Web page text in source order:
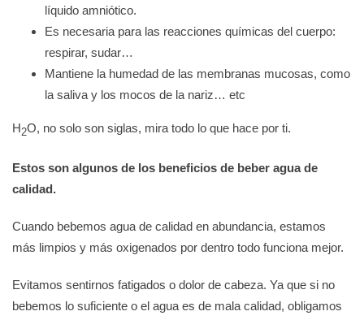
líquido amniótico.
Es necesaria para las reacciones químicas del cuerpo:
respirar, sudar…
Mantiene la humedad de las membranas mucosas, como
la saliva y los mocos de la nariz… etc
H2O, no solo son siglas, mira todo lo que hace por ti.
Estos son algunos de los beneficios de beber agua de
calidad.
Cuando bebemos agua de calidad en abundancia, estamos
más limpios y más oxigenados por dentro todo funciona mejor.
Evitamos sentirnos fatigados o dolor de cabeza. Ya que si no
bebemos lo suficiente o el agua es de mala calidad, obligamos